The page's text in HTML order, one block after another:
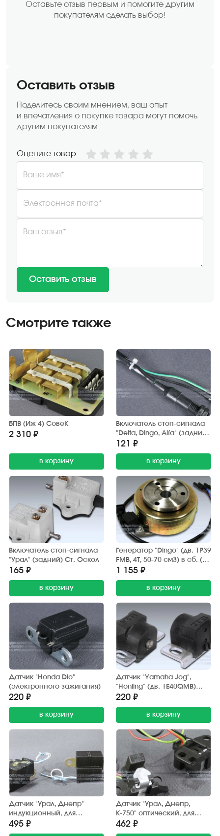
Оставьте отзыв первым и помогите другим
покупателям сделать выбор!
Оставить отзыв
Поделитесь своим мнением, ваш опыт
и впечатления о покупке товара могут помочь
другим покупателям
Оцените товар
Ваше имя*
Электронная почта*
Ваш отзыв*
Оставить отзыв
Смотрите также
БПВ (Иж 4) СовеК
2 310 ₽
в корзину
Включатель стоп-сигнала
"Delta, Dingo, Alfa" (задний)
Китай
121 ₽
в корзину
Включатель стоп-сигнала
"Урал" (задний) Ст. Оскол
165 ₽
в корзину
Генератор "Dingo" (дв. 1P39
FMB, 4Т, 50-70 см3) в сб. (2
катушки) Китай
1 155 ₽
в корзину
Датчик "Honda Dio"
(электронного зажигания)
220 ₽
в корзину
Датчик "Yamaha Jog",
"Honling" (дв. 1E40QMB)
электронного зажигания
220 ₽
в корзину
Датчик "Урал, Днепр"
индукционный, для
бесконтактного зажигания
"СовеК"
495 ₽
Датчик "Урал, Днепр,
К-750" оптический, для
микопроцессорного
зажигания "СовеК"
462 ₽